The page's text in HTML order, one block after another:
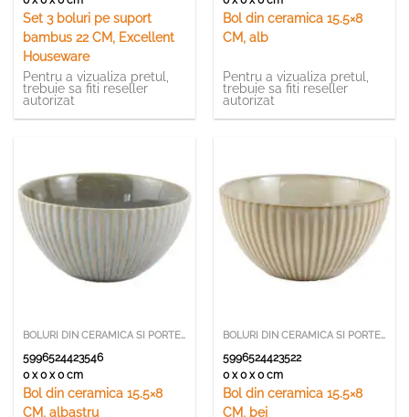
Set 3 boluri pe suport
bambus 22 CM, Excellent
Houseware
Pentru a vizualiza pretul,
trebuie sa fiti reseller
autorizat
Bol din ceramica 15.5×8
CM, alb
Pentru a vizualiza pretul,
trebuie sa fiti reseller
autorizat
BOLURI DIN CERAMICA SI PORTELAN
5996524423546
0 x 0 x 0 cm
Bol din ceramica 15.5×8
CM, albastru
BOLURI DIN CERAMICA SI PORTELAN
5996524423522
0 x 0 x 0 cm
Bol din ceramica 15.5×8
CM, bej